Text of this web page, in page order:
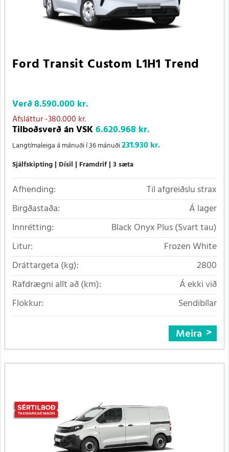
Ford Transit Custom L1H1 Trend
Verð8.590.000 kr.
Afsláttur-380.000 kr.
Tilboðsverð án VSK6.620.968 kr.
Langtímaleiga á mánuði í 36 mánuði231.930 kr.
Sjálfskipting Dísil Framdrif 3 sæta
Afhending:
Til afgreiðslu strax
Birgðastaða:
Á lager
Innrétting:
Black Onyx Plus (Svart tau)
Litur:
Frozen White
Dráttargeta (kg):
2800
Rafdrægni allt að (km):
Á ekki við
Flokkur:
Sendibílar
Meira